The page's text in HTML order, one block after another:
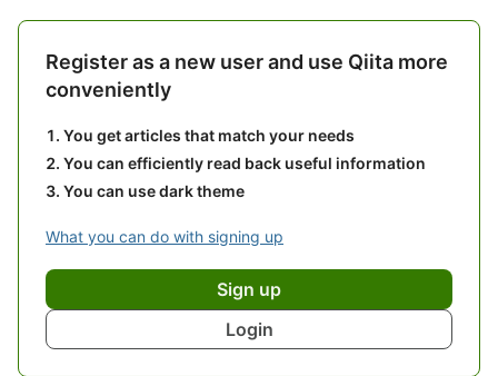
Register as a new user and use Qiita more
conveniently
You get articles that match your needs
You can efficiently read back useful information
You can use dark theme
What you can do with signing up
Sign up
Login